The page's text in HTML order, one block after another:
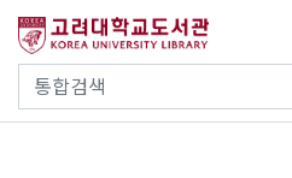
건
통합검색
사이트내 검색